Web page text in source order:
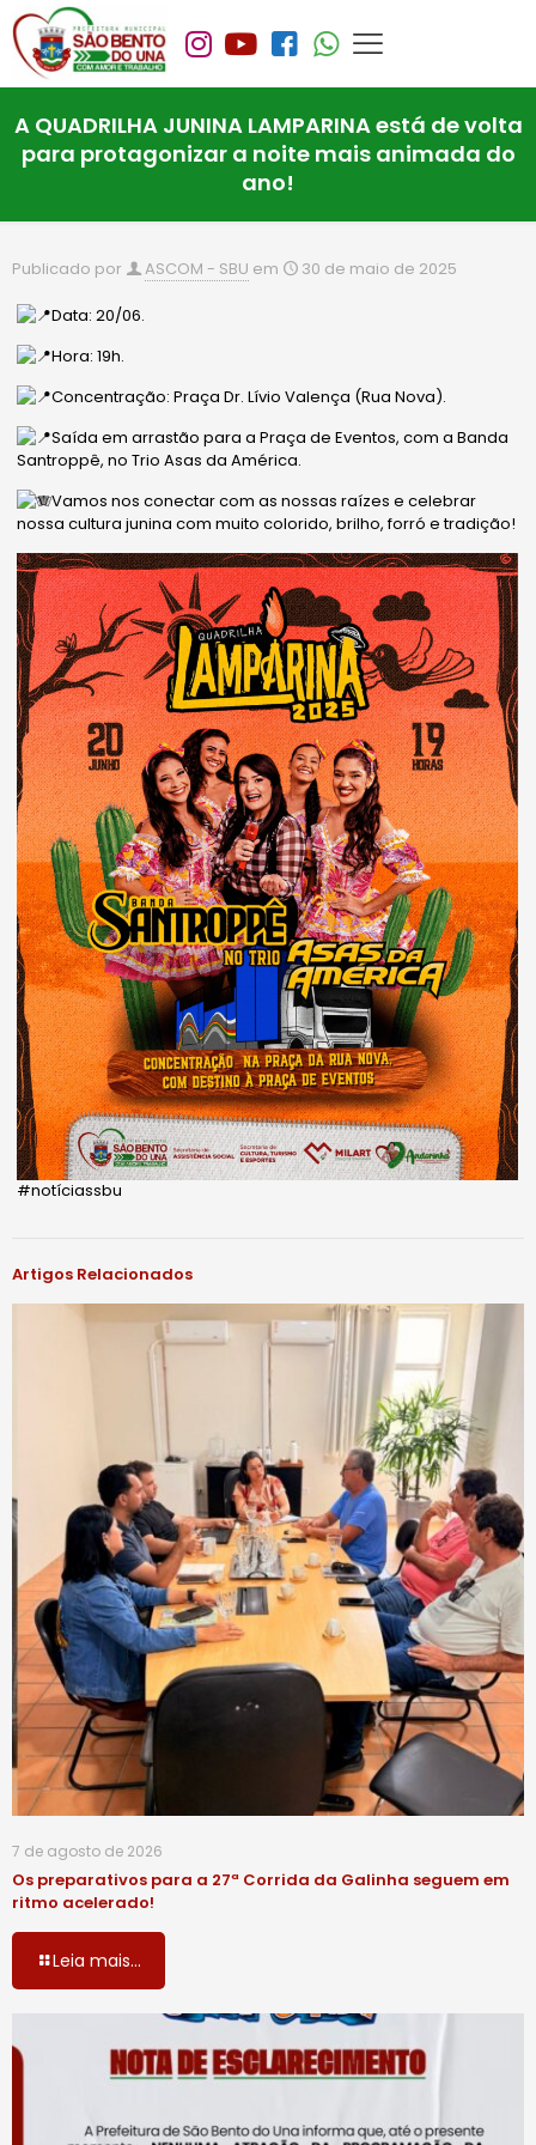
A QUADRILHA JUNINA LAMPARINA está de volta
para protagonizar a noite mais animada do
ano!
Publicado por ASCOM - SBU em 30 de maio de 2025
Data: 20/06.
Hora: 19h.
Concentração: Praça Dr. Lívio Valença (Rua Nova).
Saída em arrastão para a Praça de Eventos, com a Banda
Santroppê, no Trio Asas da América.
Vamos nos conectar com as nossas raízes e celebrar
nossa cultura junina com muito colorido, brilho, forró e tradição!
#notíciassbu
Artigos Relacionados
7 de agosto de 2026
Os preparativos para a 27ª Corrida da Galinha seguem em
ritmo acelerado!
Leia mais...